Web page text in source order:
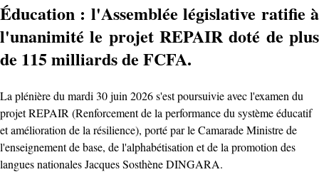
Éducation : l'Assemblée législative ratifie à
l'unanimité le projet REPAIR doté de plus
de 115 milliards de FCFA.
La plénière du mardi 30 juin 2026 s'est poursuivie avec l'examen du
projet REPAIR (Renforcement de la performance du système éducatif
et amélioration de la résilience), porté par le Camarade Ministre de
l'enseignement de base, de l'alphabétisation et de la promotion des
langues nationales Jacques Sosthène DINGARA.